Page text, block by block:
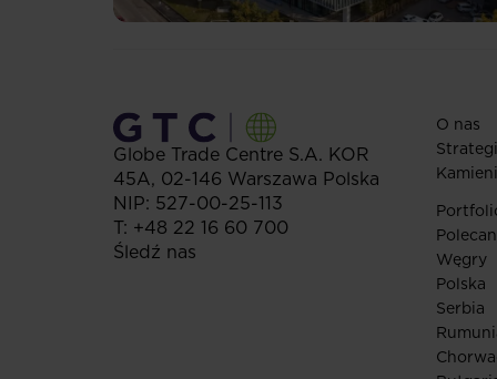
Globe Trade Centre S.A. KOR
45A, 02-146 Warszawa Polska
NIP: 527-00-25-113
T: +48 22 16 60 700
Śledź nas
O nas
Węgry
Polska
Serbia